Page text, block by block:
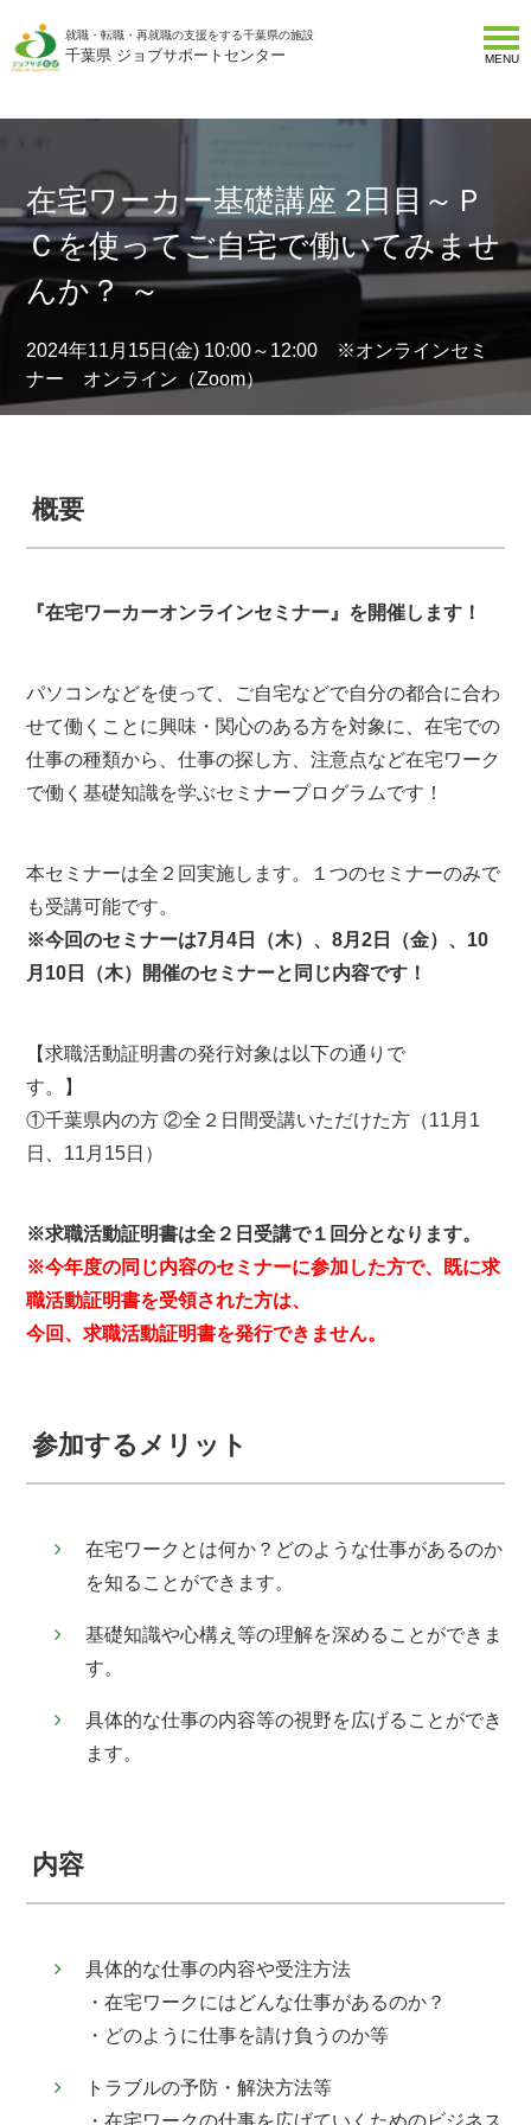
就職・転職・再就職の支援をする千葉県の施設
千葉県 ジョブサポートセンター MENU
在宅ワーカー基礎講座 2日目～Ｐ
Ｃを使ってご自宅で働いてみませ
んか？ ～
2024年11月15日(金) 10:00～12:00 ※オンラインセミ
ナー オンライン（Zoom）
概要
『在宅ワーカーオンラインセミナー』を開催します！
パソコンなどを使って、ご自宅などで自分の都合に合わ
せて働くことに興味・関心のある方を対象に、在宅での
仕事の種類から、仕事の探し方、注意点など在宅ワーク
で働く基礎知識を学ぶセミナープログラムです！
本セミナーは全２回実施します。１つのセミナーのみで
も受講可能です。
※今回のセミナーは7月4日（木）、8月2日（金）、10
月10日（木）開催のセミナーと同じ内容です！
【求職活動証明書の発行対象は以下の通りで
す
①千葉県内の方 ②全２日間受講いただけた方（11月1
日、11月15日）
※求職活動証明書は全２日受講で１回分となります。
※今年度の同じ内容のセミナーに参加した方で、既に求
職活動証明書を受領された方は、
今回、求職活動証明書を発行できません。
参加するメリット
在宅ワークとは何か？どのような仕事があるのか
を知ることができます。
基礎知識や心構え等の理解を深めることができま
す。
具体的な仕事の内容等の視野を広げることができ
ます。
内容
具体的な仕事の内容や受注方法
・在宅ワークにはどんな仕事があるのか？
・どのように仕事を請け負うのか等
トラブルの予防・解決方法等
・在宅ワークの仕事を広げていくためのビジネス